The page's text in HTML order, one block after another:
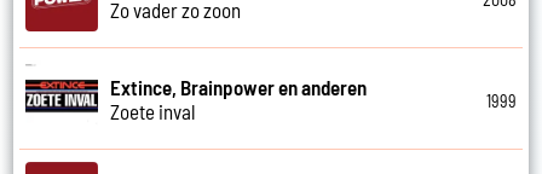
Zo vader zo zoon
Extince, Brainpower en anderen
Zoete inval
1999